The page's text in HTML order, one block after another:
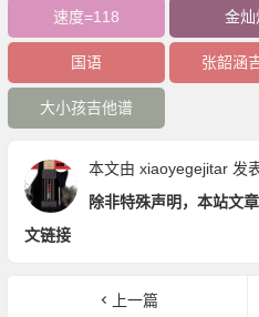
速度=118 金灿
国语 张韶涵
大小孩吉他谱
本文由 xiaoyegejitar发
除非特殊声明，本站文
文链接
上一篇